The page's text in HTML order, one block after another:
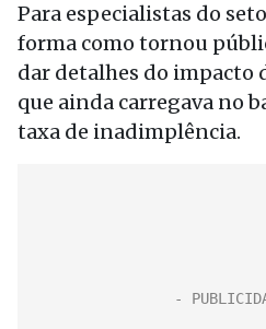
Para especialistas do
forma como tornou
dar detalhes do impacto
que ainda carregava no
taxa de inadimplência.